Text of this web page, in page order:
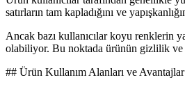
satırların tam kapladığını ve
Ancak bazı kullanıcılar koyu renklerin
olabiliyor. Bu noktada ürünün gizlilik ve
## Ürün Kullanım Alanları ve Avantajlar